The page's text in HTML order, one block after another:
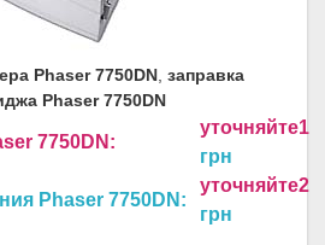
Phaser 7750DN, заправка
Phaser 7750DN
7750DN:
уточняйте1
грн
Phaser 7750DN:
уточняйте2
грн